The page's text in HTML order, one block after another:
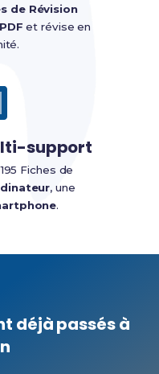
de Révision
et révise en
support
Fiches de
, une
.
déjà passés à